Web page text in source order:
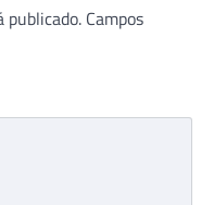
publicado. Campos